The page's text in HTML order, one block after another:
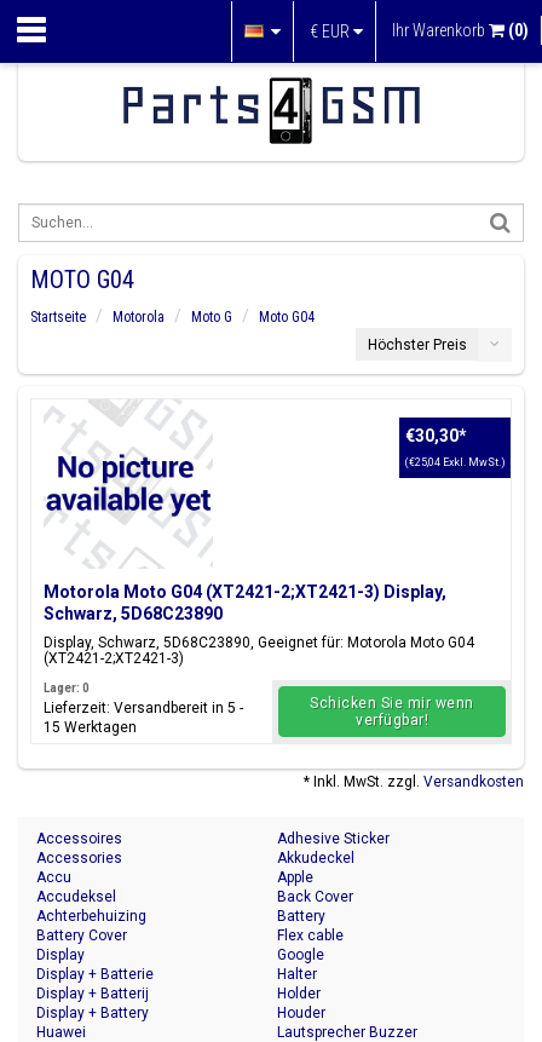
€ EUR Ihr Warenkorb (0)
MOTO G04
Startseite Motorola Moto G
Moto G04
Höchster Preis
Motorola Moto G04 (XT2421-2;XT2421-3) Display,
Schwarz, 5D68C23890
Display, Schwarz, 5D68C23890, Geeignet für: Motorola Moto G04
(XT2421-2;XT2421-3)
€30,30*
(€25,04 Exkl. MwSt.)
Lager: 0
Lieferzeit: Versandbereit in 5 -
15 Werktagen
Schicken Sie mir wenn
verfügbar!
* Inkl. MwSt. zzgl. Versandkosten
Accessoires
Accessories
Accu
Accudeksel
Achterbehuizing
Adhesive Sticker
Akkudeckel
Apple
Back Cover
Battery
Battery Cover
Display
Display + Batterie
Display + Batterij
Display + Battery
Flex cable
Google
Halter
Holder
Houder
Huawei
Lautsprecher Buzzer